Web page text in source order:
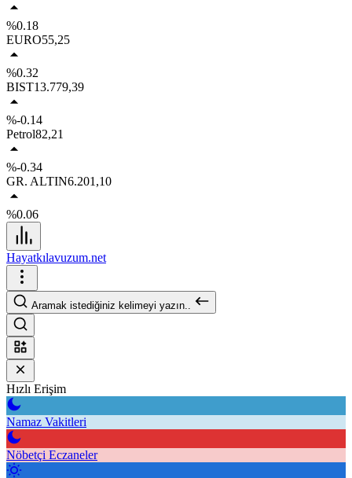
%0.18
EURO55,25
%0.32
BIST13.779,39
%-0.14
Petrol82,21
%-0.34
GR. ALTIN6.201,10
%0.06
Hayatkılavuzum.net
Aramak istediğiniz kelimeyi yazın..
Hızlı Erişim
Namaz Vakitleri
Nöbetçi Eczaneler